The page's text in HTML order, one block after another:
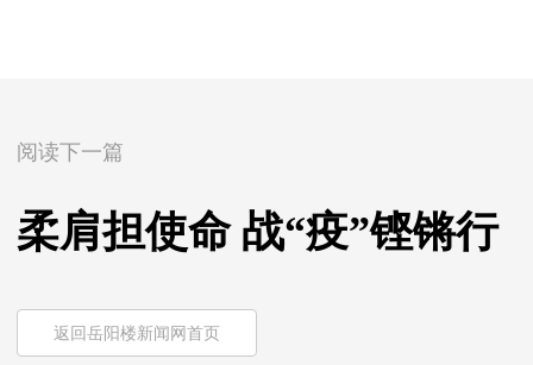
阅读下一篇
柔肩担使命 战“疫”铿锵行
返回岳阳楼新闻网首页